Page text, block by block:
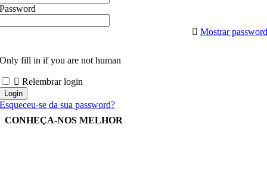
Password
Mostrar password
Only fill in if you are not human
Relembrar login
Esqueceu-se da sua password?
CONHEÇA-NOS MELHOR